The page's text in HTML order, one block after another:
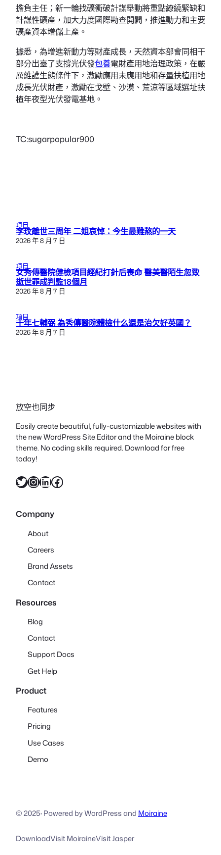
擔負主任；新一輪找礦衝破計謀舉動將重點繚繞緊缺和
計謀性礦產，加大力度國際勘查開闢，推進動力和主要
礦產資本增儲上產。
據悉，為增進新動力等財產成長，天然資本部會同相干
部分出臺了支撐光伏發包養電財產用地治理政策，在嚴
厲維護生態條件下，激勵應用未應用地和存量扶植用地
成長光伏財產，激勵在戈壁、沙漠、荒涼等區域選址扶
植年夜型光伏發電基地。
TC:sugarpopular900
項目
李玟離世三周年 二姐哀悼：今生最難熬的一天
2026 年 8 月 7 日
項目
女秀傳醫院健檢項目經紀打針后喪命 醫美醫陌生忽致
逝世罪成判監18個月
2026 年 8 月 7 日
項目
十年七輔弼 為秀傳醫院體檢什么還是治欠好英國？
2026 年 8 月 7 日
放空也同步
Easily create beautiful, fully-customizable websites with
the new WordPress Site Editor and the Moiraine block
theme. No coding skills required. Download for free
today!
X InstagramLinkedIn Facebook
Company
About
Careers
Brand Assets
Contact
Resources
Blog
Contact
Support Docs
Get Help
Product
Features
Pricing
Use Cases
Demo
© 2025·Powered by WordPress and Moiraine
DownloadVisit MoiraineVisit Jasper